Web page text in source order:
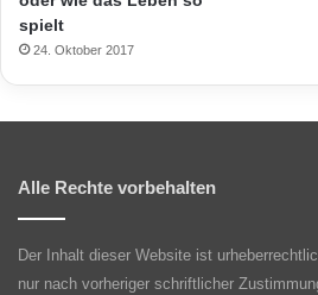
spielt
24. Oktober 2017
Alle Rechte vorbehalten
Der Inhalt dieser Website ist
nur nach vorheriger schriftlicher